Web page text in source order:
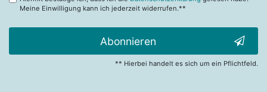
Meine Einwilligung kann ich jederzeit widerrufen.**
Abonnieren
** Hierbei handelt es sich um ein Pflichtfeld.